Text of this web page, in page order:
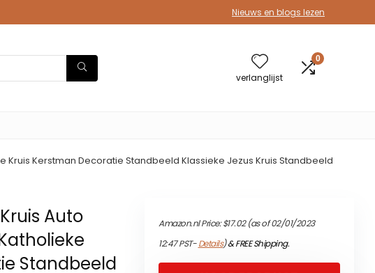
Nieuws en blogs lezen
verlanglijst
0
Kerstman Decoratie Standbeeld Klassieke Jezus Kruis Standbeeld
Auto
Standbeeld
Amazon.nl Price:$17.02(as of 02/01/2023
12:47 PST-Details)&FREE Shipping.